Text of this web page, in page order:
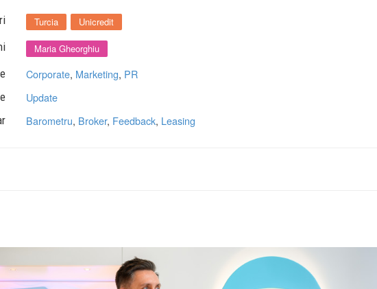
Turcia Unicredit
Maria Gheorghiu
Corporate, Marketing, PR
Update
Barometru, Broker, Feedback, Leasing